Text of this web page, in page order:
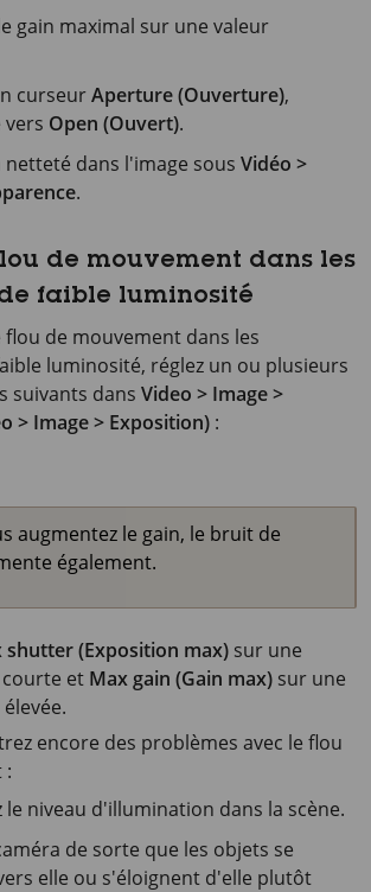
gain maximal sur une valeur
curseurAperture (Ouverture),
vers Open (Ouvert).
netteté dans l'image sous Vidéo >
.
de mouvement dans les
faible luminosité
de mouvement dans les
luminosité, réglez un ou plusieurs
suivants dans Video > Image >
> Image > Exposition) :
augmentez le gain, le bruit de
également.
shutter (Exposition max) sur une
et Max gain (Gain max) sur une
encore des problèmes avec le flou
:
le niveau d'illumination dans la scène.
de sorte que les objets se
elle ou s'éloignent d'elle plutôt